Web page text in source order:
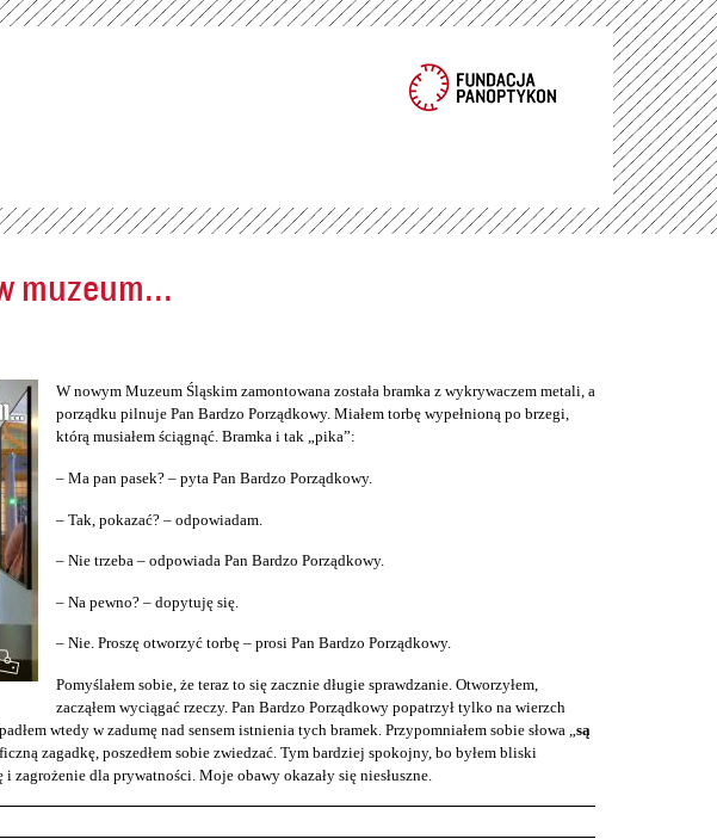
muzeum...
W nowym Muzeum Śląskim zamontowana została bramka z wykrywaczem metali, a
porządku pilnuje Pan Bardzo Porządkowy. Miałem torbę wypełnioną po brzegi,
którą musiałem ściągnąć. Bramka i tak „pika”:
– Ma pan pasek? – pyta Pan Bardzo Porządkowy.
– Tak, pokazać? – odpowiadam.
– Nie trzeba – odpowiada Pan Bardzo Porządkowy.
– Na pewno? – dopytuję się.
– Nie. Proszę otworzyć torbę – prosi Pan Bardzo Porządkowy.
Pomyślałem sobie, że teraz to się zacznie długie sprawdzanie. Otworzyłem,
zacząłem wyciągać rzeczy. Pan Bardzo Porządkowy popatrzył tylko na wierzch
wtedy w zadumę nad sensem istnienia tych bramek. Przypomniałem sobie słowa „ są
zagadkę, poszedłem sobie zwiedzać. Tym bardziej spokojny, bo byłem bliski
dla prywatności. Moje obawy okazały się niesłuszne.